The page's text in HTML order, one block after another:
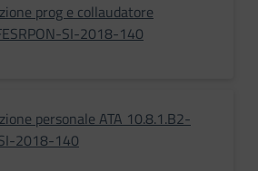
prog e collaudatore
SI-2018-140
personale ATA 10.8.1.B2-
2018-140